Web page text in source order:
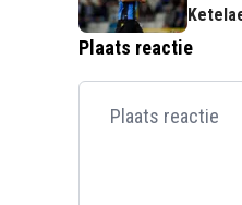
Plaats reactie